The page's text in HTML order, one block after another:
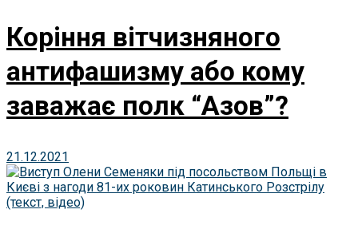
Коріння вітчизняного
антифашизму або кому
заважає полк “Азов”?
21.12.2021